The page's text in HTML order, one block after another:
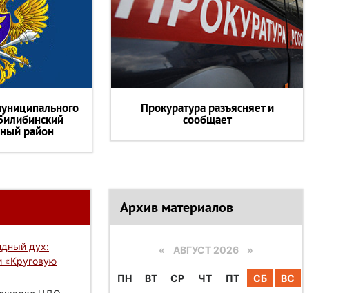
район
Прокуратура разъясняет и
сообщает
дух:
«Круговую
Архив материалов
« АВГУСТ 2026 »
ПН ВТ СР ЧТ ПТ СБ ВС